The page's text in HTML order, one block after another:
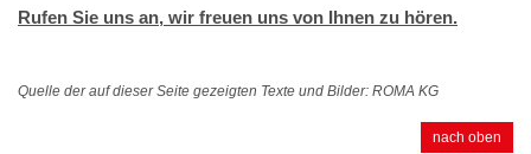
Rufen Sie uns an, wir freuen uns von Ihnen zu hören.
Quelle der auf dieser Seite gezeigten Texte und Bilder: ROMA KG
nach oben